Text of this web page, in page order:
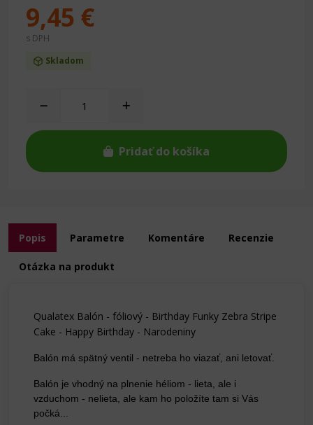
Skladom
9,45 €
s DPH
Pridať do košíka
Popis Parametre Komentáre Recenzie
Otázka na produkt
Qualatex Balón - fóliový - Birthday Funky Zebra Stripe
Cake - Happy Birthday - Narodeniny
Balón má spätný ventil - netreba ho viazať, ani letovať.
Balón je vhodný na plnenie héliom - lieta, ale i
vzduchom - nelieta, ale kam ho položíte tam si Vás
počká...